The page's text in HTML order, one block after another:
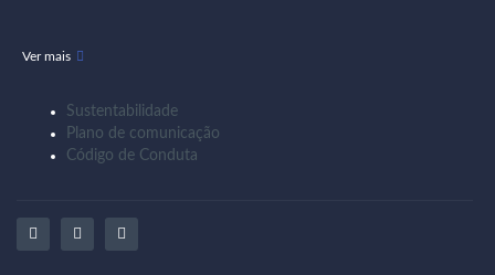
Ver mais
Sustentabilidade
Plano de comunicação
Código de Conduta